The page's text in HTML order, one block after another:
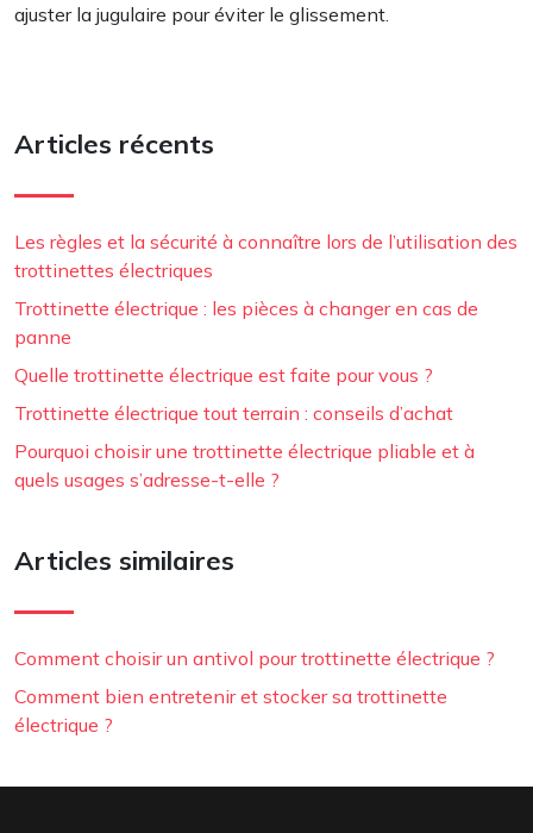
ajuster la jugulaire pour éviter le glissement.
Articles récents
Les règles et la sécurité à connaître lors de l’utilisation des
trottinettes électriques
Trottinette électrique : les pièces à changer en cas de
panne
Quelle trottinette électrique est faite pour vous ?
Trottinette électrique tout terrain : conseils d’achat
Pourquoi choisir une trottinette électrique pliable et à
quels usages s’adresse-t-elle ?
Articles similaires
Comment choisir un antivol pour trottinette électrique ?
Comment bien entretenir et stocker sa trottinette
électrique ?